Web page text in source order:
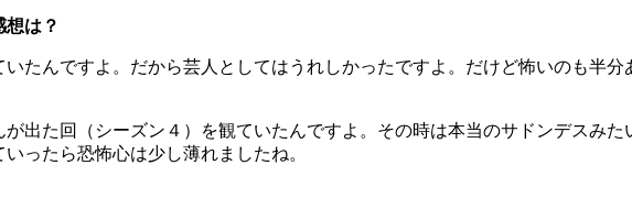
は？
たんですよ。だから芸人としてはうれしかったですよ。だけど怖いのも半
た回（シーズン４）を観ていたんですよ。その時は本当のサドンデスみ
ったら恐怖心は少し薄れましたね。